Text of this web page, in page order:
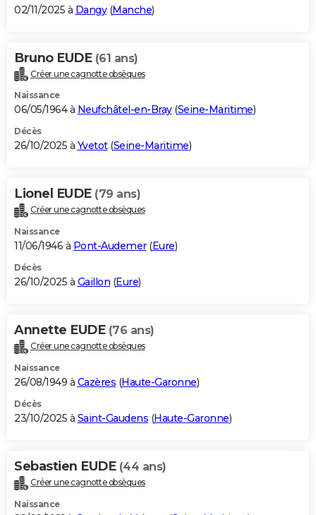
02/11/2025 à Dangy(Manche)
Bruno EUDE (61 ans)
Créer une cagnotte obsèques
Naissance
06/05/1964 à Neufchâtel-en-Bray(Seine-Maritime)
Décès
26/10/2025 à Yvetot(Seine-Maritime)
Lionel EUDE (79 ans)
Créer une cagnotte obsèques
Naissance
11/06/1946 à Pont-Audemer(Eure)
Décès
26/10/2025 à Gaillon (Eure)
Annette EUDE (76 ans)
Créer une cagnotte obsèques
Naissance
26/08/1949 à Cazères (Haute-Garonne)
Décès
23/10/2025 à Saint-Gaudens (Haute-Garonne)
Sebastien EUDE (44 ans)
Créer une cagnotte obsèques
Naissance